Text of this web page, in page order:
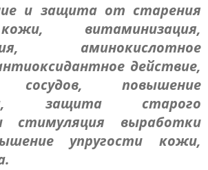
и защита от старения
витаминизация,
аминокислотное
действие,
сосудов, повышение
защита старого
стимуляция выработки
упругости кожи,